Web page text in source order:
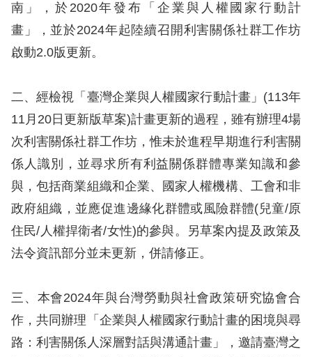
新
消
息
權
業
務
心
人
權
公
情
申
南」，於2020年發布「企業與人權國家行動計
畫」，並於2024年起陸續召開利害關係社群工作坊
啟動2.0版更新。
二、經檢視「臺灣企業與人權國家行動計畫」(113年
11月20日更新版草案)計畫更新的過程，雖有辦理4場
次利害關係社群工作坊，惟未於進程早期進行利害關
係人識別，並尋求所有利益關係群體專業知識和參
與，包括商業組織和企業、國家人權機構、工會和非
政府組織，並應促進邊緣化群體或風險群體(兒童/原
住民/人權捍衛者/女性)的參與。另草案內提及政策及
法令資訊部分並未更新，併請修正。
三、本會2024年與台灣勞動與社會政策研究協會合
作，共同辦理「企業與人權國家行動計畫的困境與尋
路：利害關係人深層對話與溝通計畫」，邀請臺灣之